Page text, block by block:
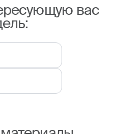
вас